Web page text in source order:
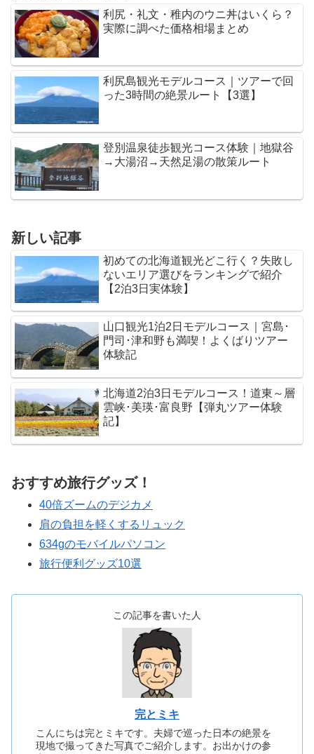
利尻・礼文・稚内のウニ丼はいくら？
実際に調べた価格相場まとめ
利尻島観光モデルコース｜ツアーで回
った3時間の絶景ルート【3選】
登別温泉徒歩観光コース体験｜地獄谷
→大湯沼→天然足湯の散策ルート
新しい記事
初めての北海道観光どこ行く？失敗し
ないエリア選びをランキングで紹介
【2泊3日実体験】
山口観光1泊2日モデルコース｜宮島･
門司･津和野も満喫！よくばりツアー
体験記
北海道2泊3日モデルコース！道東～層
雲峡･美瑛･富良野【弾丸ツアー体験
記】
おすすめ旅行グッズ！
40倍ズームのデジカメ
肩の負担を軽くするリュック
634gのモバイルパソコン
旅行便利グッズ10選
この記事を書いた人
完とミキ
こんにちは完とミキです。夫婦で巡った日本の絶景を
現地で撮ってきた写真でご紹介します。お出かけの参